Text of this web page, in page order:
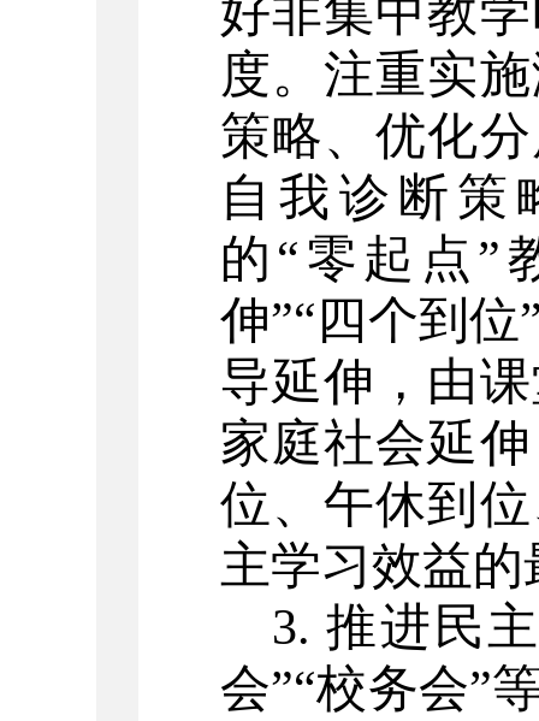
好非集中教
度。注重实
策略、优化
自我诊断策
的“零起点”
伸”“四个到
导延伸，由
家庭社会延
位、午休到
主学习效益
3. 推进民
会”“校务会”